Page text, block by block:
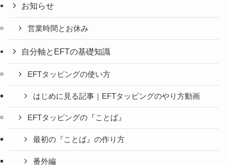
お知らせ
営業時間とお休み
自分軸とEFTの基礎知識
EFTタッピングの使い方
はじめに見る記事｜EFTタッピングのやり方動画
EFTタッピングの『ことば』
最初の『ことば』の作り方
番外編